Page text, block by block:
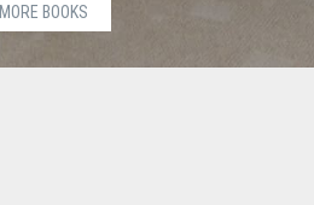
MORE BOOKS